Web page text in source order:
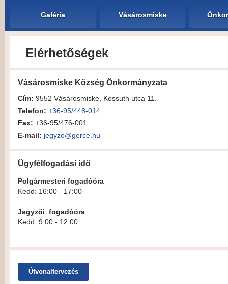
Galéria Vásárosmiske
Elérhetőségek
Vásárosmiske Község Önkormányzata
Cím: 9552 Vásárosmiske, Kossuth utca 11.
Telefon: +36-95/448-014
Fax: +36-95/476-001
E-mail: jegyzo@gerce.hu
Ügyfélfogadási idő
Polgármesteri fogadóóra
Kedd: 16:00 - 17:00
Jegyzői fogadóóra
Kedd: 9:00 - 12:00
Útvonaltervezés